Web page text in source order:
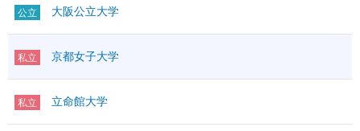
公立 大阪公立大学
私立 京都女子大学
私立 立命館大学